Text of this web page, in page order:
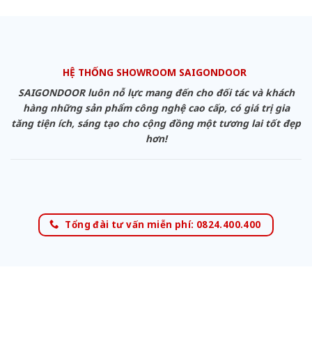
HỆ THỐNG SHOWROOM SAIGONDOOR
SAIGONDOOR luôn nỗ lực mang đến cho đối tác và khách
hàng những sản phẩm công nghệ cao cấp, có giá trị gia
tăng tiện ích, sáng tạo cho cộng đồng một tương lai tốt đẹp
hơn!
Tổng đài tư vấn miễn phí: 0824.400.400